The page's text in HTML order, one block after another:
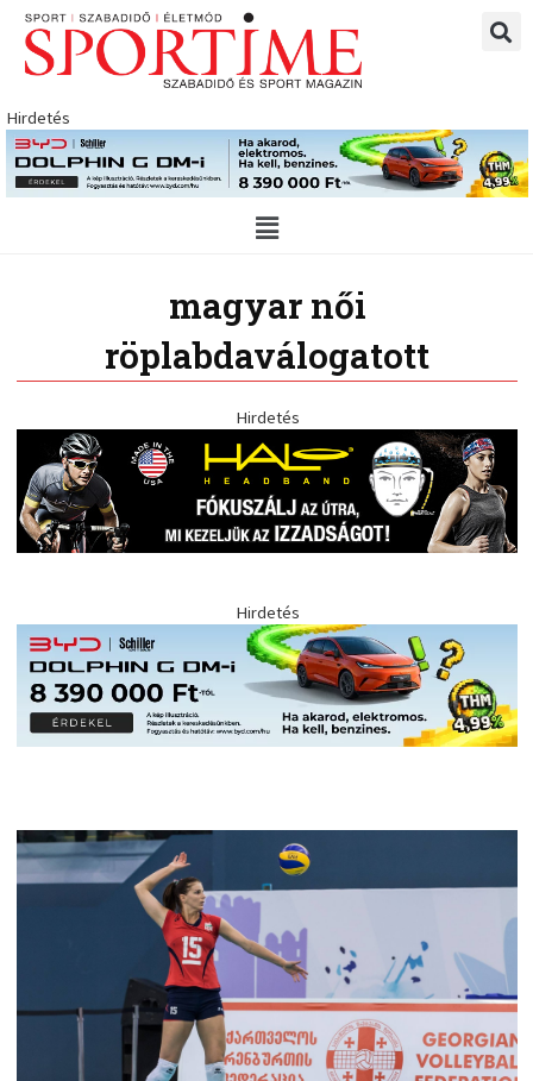
Skip
content
Hirdetés
Main
Menu
magyar női
röplabdaválogatott
Hirdetés
Hirdetés